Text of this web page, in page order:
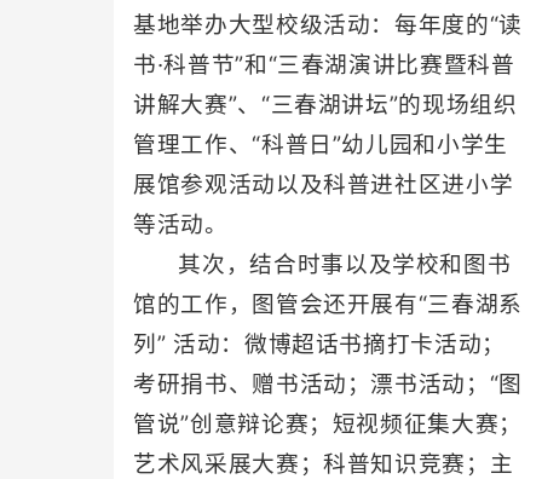
基地举办大型校级活动：每年度的“读
书·科普节”和“三春湖演讲比赛暨科普
讲解大赛”、“三春湖讲坛”的现场组织
管理工作、“科普日”幼儿园和小学生
展馆参观活动以及科普进社区进小学
等活动。
其次，结合时事以及学校和图书
馆的工作，图管会还开展有“三春湖系
列” 活动：微博超话书摘打卡活动；
考研捐书、赠书活动；漂书活动；“图
管说”创意辩论赛；短视频征集大赛；
艺术风采展大赛；科普知识竞赛；主